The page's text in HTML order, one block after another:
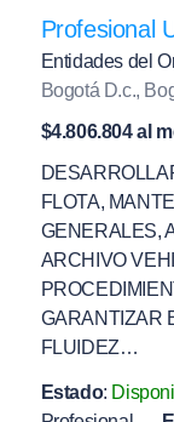
Profesional
Entidades del
Bogotá D.c.,
$4.806.804 al
FLOTA,
GENERALES,
ARCHIVO
GARANTIZAR
FLUIDEZ…
Estado: